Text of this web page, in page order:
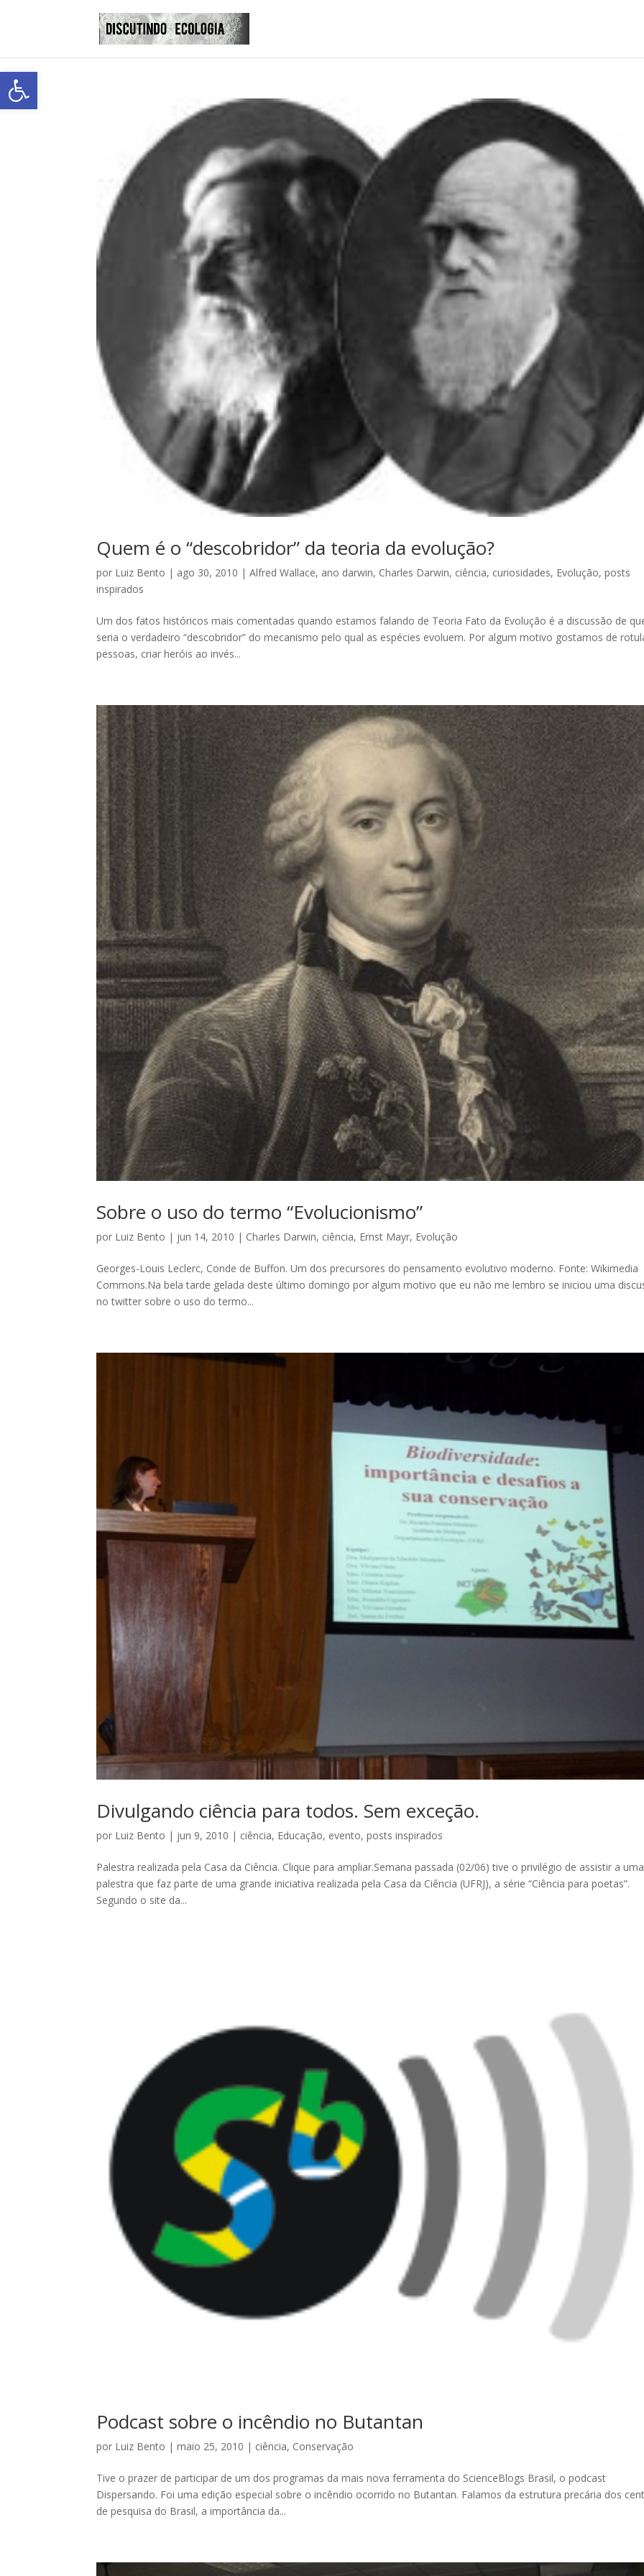
Abrir a barra de ferramentas
Quem é o “descobridor” da teoria da evolução?
por Luiz Bento | ago 30, 2010 |Alfred Wallace, ano darwin, Charles Darwin, ciência, curiosidades, Evolução,posts
inspirados
Um dos fatos históricos mais comentadas quando estamos falando de Teoria Fato da Evolução é a discussão de
seria o verdadeiro “descobridor” do mecanismo pelo qual as espécies evoluem. Por algum motivo gostamos de
pessoas, criar heróis ao invés...
Sobre o uso do termo “Evolucionismo”
por Luiz Bento | jun 14, 2010 | Charles Darwin, ciência, Ernst Mayr, Evolução
Georges-Louis Leclerc, Conde de Buffon. Um dos precursores do pensamento evolutivo moderno. Fonte: Wikimedia
Commons.Na bela tarde gelada deste último domingo por algum motivo que eu não me lembro se iniciou uma
no twitter sobre o uso do termo...
Divulgando ciência para todos. Sem exceção.
por Luiz Bento | jun 9, 2010 | ciência, Educação, evento,posts inspirados
Palestra realizada pela Casa da Ciência. Clique para ampliar.Semana passada (02/06) tive o privilégio de assistir a uma
palestra que faz parte de uma grande iniciativa realizada pela Casa da Ciência (UFRJ), a série “Ciência para poetas”.
Segundo o site da...
Podcast sobre o incêndio no Butantan
por Luiz Bento |maio 25, 2010 | ciência, Conservação
Tive o prazer de participar de um dos programas da mais nova ferramenta do ScienceBlogs Brasil, o podcast
Dispersando. Foi uma edição especial sobre o incêndio ocorrido no Butantan. Falamos da estrutura precária dos
de pesquisa do Brasil, a importância da...